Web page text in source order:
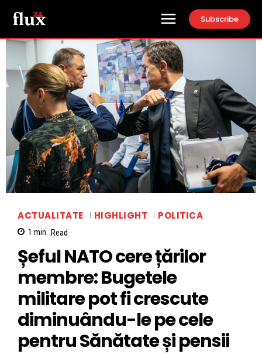
Subscribe
ACTUALITATE HIGHLIGHT POLITICA
1 min. Read
Șeful NATO cere țărilor
membre: Bugetele
militare pot fi crescute
diminuându-le pe cele
pentru Sănătate și pensii